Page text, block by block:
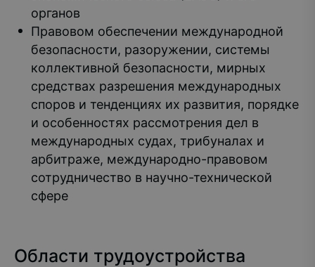
органов
Правовом обеспечении международной
безопасности, разоружении, системы
коллективной безопасности, мирных
средствах разрешения международных
споров и тенденциях их развития, порядке
и особенностях рассмотрения дел в
международных судах, трибуналах и
арбитраже, международно-правовом
сотрудничество в научно-технической
сфере
Области трудоустройства